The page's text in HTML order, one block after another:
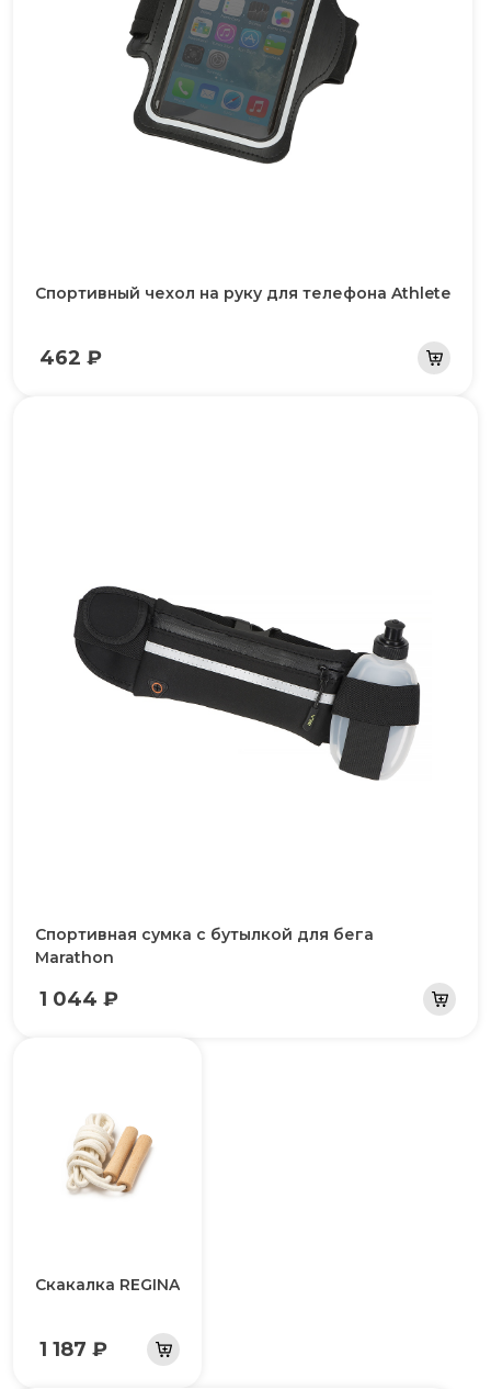
Спортивный чехол на руку для телефона Athlete
462 ₽
Спортивная сумка с бутылкой для бега
Marathon
1 044 ₽
Скакалка REGINA
1 187 ₽